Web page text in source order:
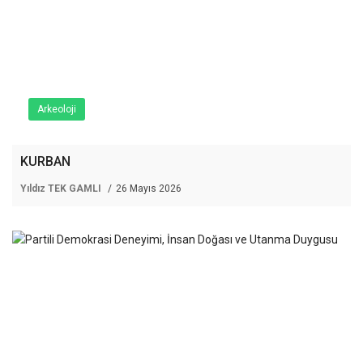
Arkeoloji
KURBAN
Yıldız TEK GAMLI 26 Mayıs 2026